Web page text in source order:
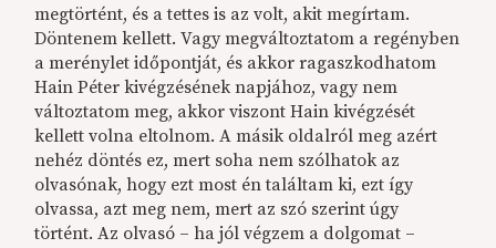
megtörtént, és a tettes is az volt, akit megírtam.
Döntenem kellett. Vagy megváltoztatom a regényben
a merénylet időpontját, és akkor ragaszkodhatom
Hain Péter kivégzésének napjához, vagy nem
változtatom meg, akkor viszont Hain kivégzését
kellett volna eltolnom. A másik oldalról meg azért
nehéz döntés ez, mert soha nem szólhatok az
olvasónak, hogy ezt most én találtam ki, ezt így
olvassa, azt meg nem, mert az szó szerint úgy
történt. Az olvasó – ha jól végzem a dolgomat –